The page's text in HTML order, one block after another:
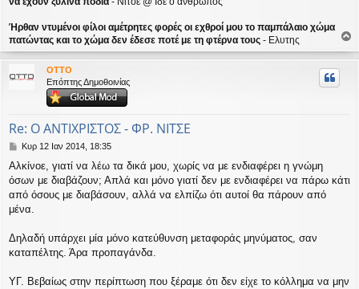
Ήρθαν ντυμένοι φίλοι αμέτρητες φορές οι εχθροί μου το παμπάλαιο χώμα
πατώντας και το χώμα δεν έδεσε ποτέ με τη φτέρνα τους - Ελυτης
ο
ρ
OTTO
Επόπτης Δημοθοινίας
Re: Ο ΑΝΤΙΧΡΙΣΤΟΣ - ΦΡ. ΝΙΤΣΕ
Δ
μ
ο
σ
ί
σ
η
Κυρ 12 Ιαν 2014, 18:35
Αλκίνοε, γιατί να λέω τα δικά μου, χωρίς να με ενδιαφέρει η γνώμη
όσων με διαβάζουν; Απλά και μόνο γιατί δεν με ενδιαφέρει να πάρω κάτι
από όσους με διαβάσουν, αλλά να ελπίζω ότι αυτοί θα πάρουν από
μένα.
Δηλαδή υπάρχει μία μόνο κατεύθυνση μεταφοράς μηνύματος, σαν
καταπέλτης. Άρα προπαγάνδα.
ΥΓ. Βεβαίως στην περίπτωση που ξέραμε ότι δεν είχε το κόλλημα να μην